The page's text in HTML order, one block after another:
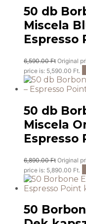
50 db
Miscela
Espresso
6,590.00Ft Original
price is: 5,590.00 Ft.
50 db
Miscela
Espresso
6,890.00Ft Original
price is: 5,890.00 Ft.
50